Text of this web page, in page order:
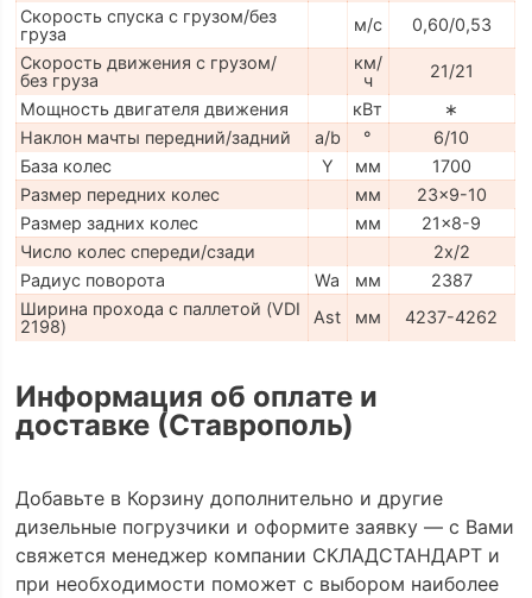
Скорость спуска с грузом/без
груза
м/с
0,60/0,53
Скорость движения с грузом/
без груза
км/
ч
21/21
Мощность двигателя движения
кВт
∗
Наклон мачты передний/задний
a/b °
6/10
База колес
Y мм
1700
Размер передних колес
мм
23x9-10
Размер задних колес
мм
21x8-9
Число колес спереди/сзади
2x/2
Радиус поворота
Wa мм
2387
Ширина прохода с паллетой (VDI
2198)
Ast мм 4237-4262
Информация об оплате и
доставке (Ставрополь)
Добавьте в Корзину дополнительно и другие
дизельные погрузчики и оформите заявку — с Вами
свяжется менеджер компании СКЛАДСТАНДАРТ и
при необходимости поможет с выбором наиболее